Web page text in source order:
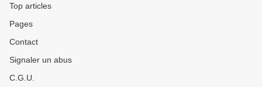
Top articles
Pages
Contact
Signaler un abus
C.G.U.